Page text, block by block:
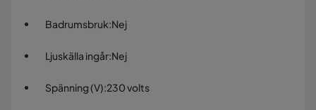
Badrumsbruk:Nej
Ljuskälla ingår:Nej
Spänning (V):230 volts